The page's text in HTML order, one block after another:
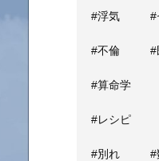
#浮気 #
#不倫 #
#算命学
#レシピ
#別れ #